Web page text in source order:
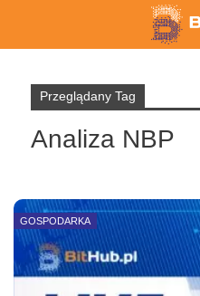
Przeglądany Tag
Analiza NBP
GOSPODARKA